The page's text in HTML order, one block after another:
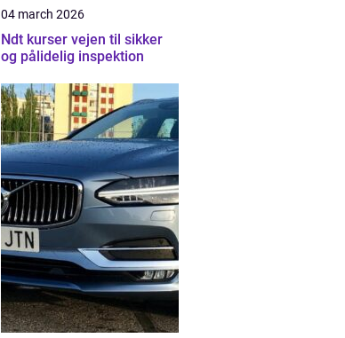
04 march 2026
Ndt kurser vejen til sikker
og pålidelig inspektion